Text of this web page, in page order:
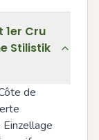
1er Cru
Stilistik
de